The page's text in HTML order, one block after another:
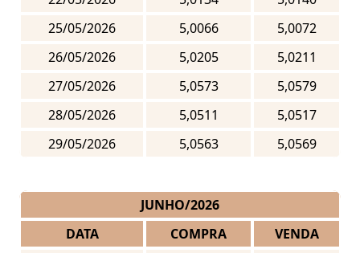
25/05/2026
5,0066
5,0072
26/05/2026
5,0205
5,0211
27/05/2026
5,0573
5,0579
28/05/2026
5,0511
5,0517
29/05/2026
5,0563 5,0569
JUNHO/2026
DATA
COMPRA
VENDA